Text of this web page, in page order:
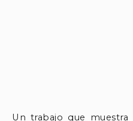
Un trabajo que